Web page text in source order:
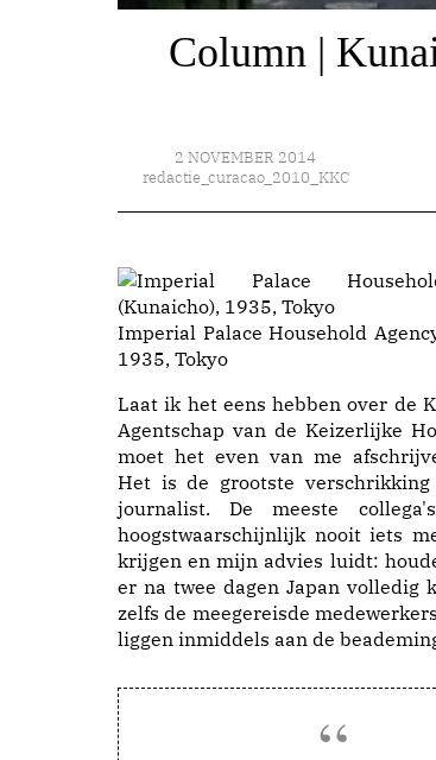
Column |
2 NOVEMBER 2014
redactie_curacao_2010_KKC
Imperial Palace Household
1935, Tokyo
Laat ik het eens hebben over de
Agentschap van de Keizerlijke
moet het even van me
Het is de grootste
journalist. De meeste
hoogstwaarschijnlijk nooit iets
krijgen en mijn advies luidt:
er na twee dagen Japan volledig
zelfs de meegereisde
liggen inmiddels aan de